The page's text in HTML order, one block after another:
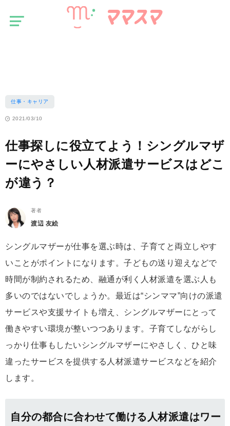
仕事・キャリア
仕事探しに役立てよう！シングルマザーにやさしい人材派遣サービスは
仕事・キャリア
2021/03/10
仕事探しに役立てよう！シングルマザ
ーにやさしい人材派遣サービスはどこ
が違う？
著者
渡辺 友絵
シングルマザーが仕事を選ぶ時は、子育てと両立しやす
いことがポイントになります。子どもの送り迎えなどで
時間が制約されるため、融通が利く人材派遣を選ぶ人も
多いのではないでしょうか。最近は“シンママ”向けの派遣
サービスや支援サイトも増え、シングルマザーにとって
働きやすい環境が整いつつあります。子育てしながらし
っかり仕事もしたいシングルマザーにやさしく、ひと味
違ったサービスを提供する人材派遣サービスなどを紹介
します。
自分の都合に合わせて働ける人材派遣はワー